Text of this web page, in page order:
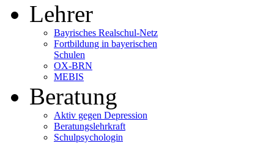
Lehrer
Bayrisches Realschul-Netz
Fortbildung in bayerischen
Schulen
OX-BRN
MEBIS
Beratung
Aktiv gegen Depression
Beratungslehrkraft
Schulpsychologin